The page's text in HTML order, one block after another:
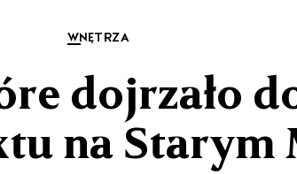
WNĘTRZA
dojrzało
na Starym